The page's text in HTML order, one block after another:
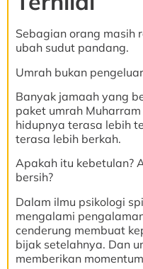
Sebagian orang masih
ubah sudut pandang.
Umrah bukan
Banyak jamaah yang
paket umrah
hidupnya terasa lebih
terasa lebih berkah.
Apakah itu kebetulan?
bersih?
Dalam ilmu psikologi
mengalami
cenderung membuat
bijak setelahnya. Dan
memberikan